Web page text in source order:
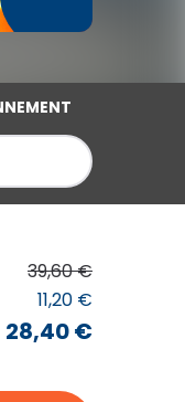
39,60 €
11,20 €
28,40 €
GRILLES